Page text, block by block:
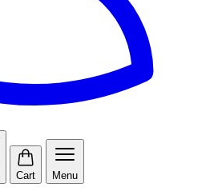
Cart Menu